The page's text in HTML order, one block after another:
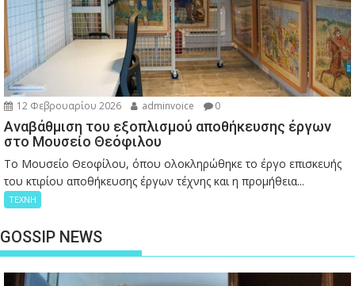
12 Φεβρουαρίου 2026 adminvoice 0
Αναβάθμιση του εξοπλισμού αποθήκευσης έργων
στο Μουσείο Θεόφιλου
Το Μουσείο Θεοφίλου, όπου ολοκληρώθηκε το έργο επισκευής
του κτιρίου αποθήκευσης έργων τέχνης και η προμήθεια...
ΤΕΧΝΗ
GOSSIP NEWS